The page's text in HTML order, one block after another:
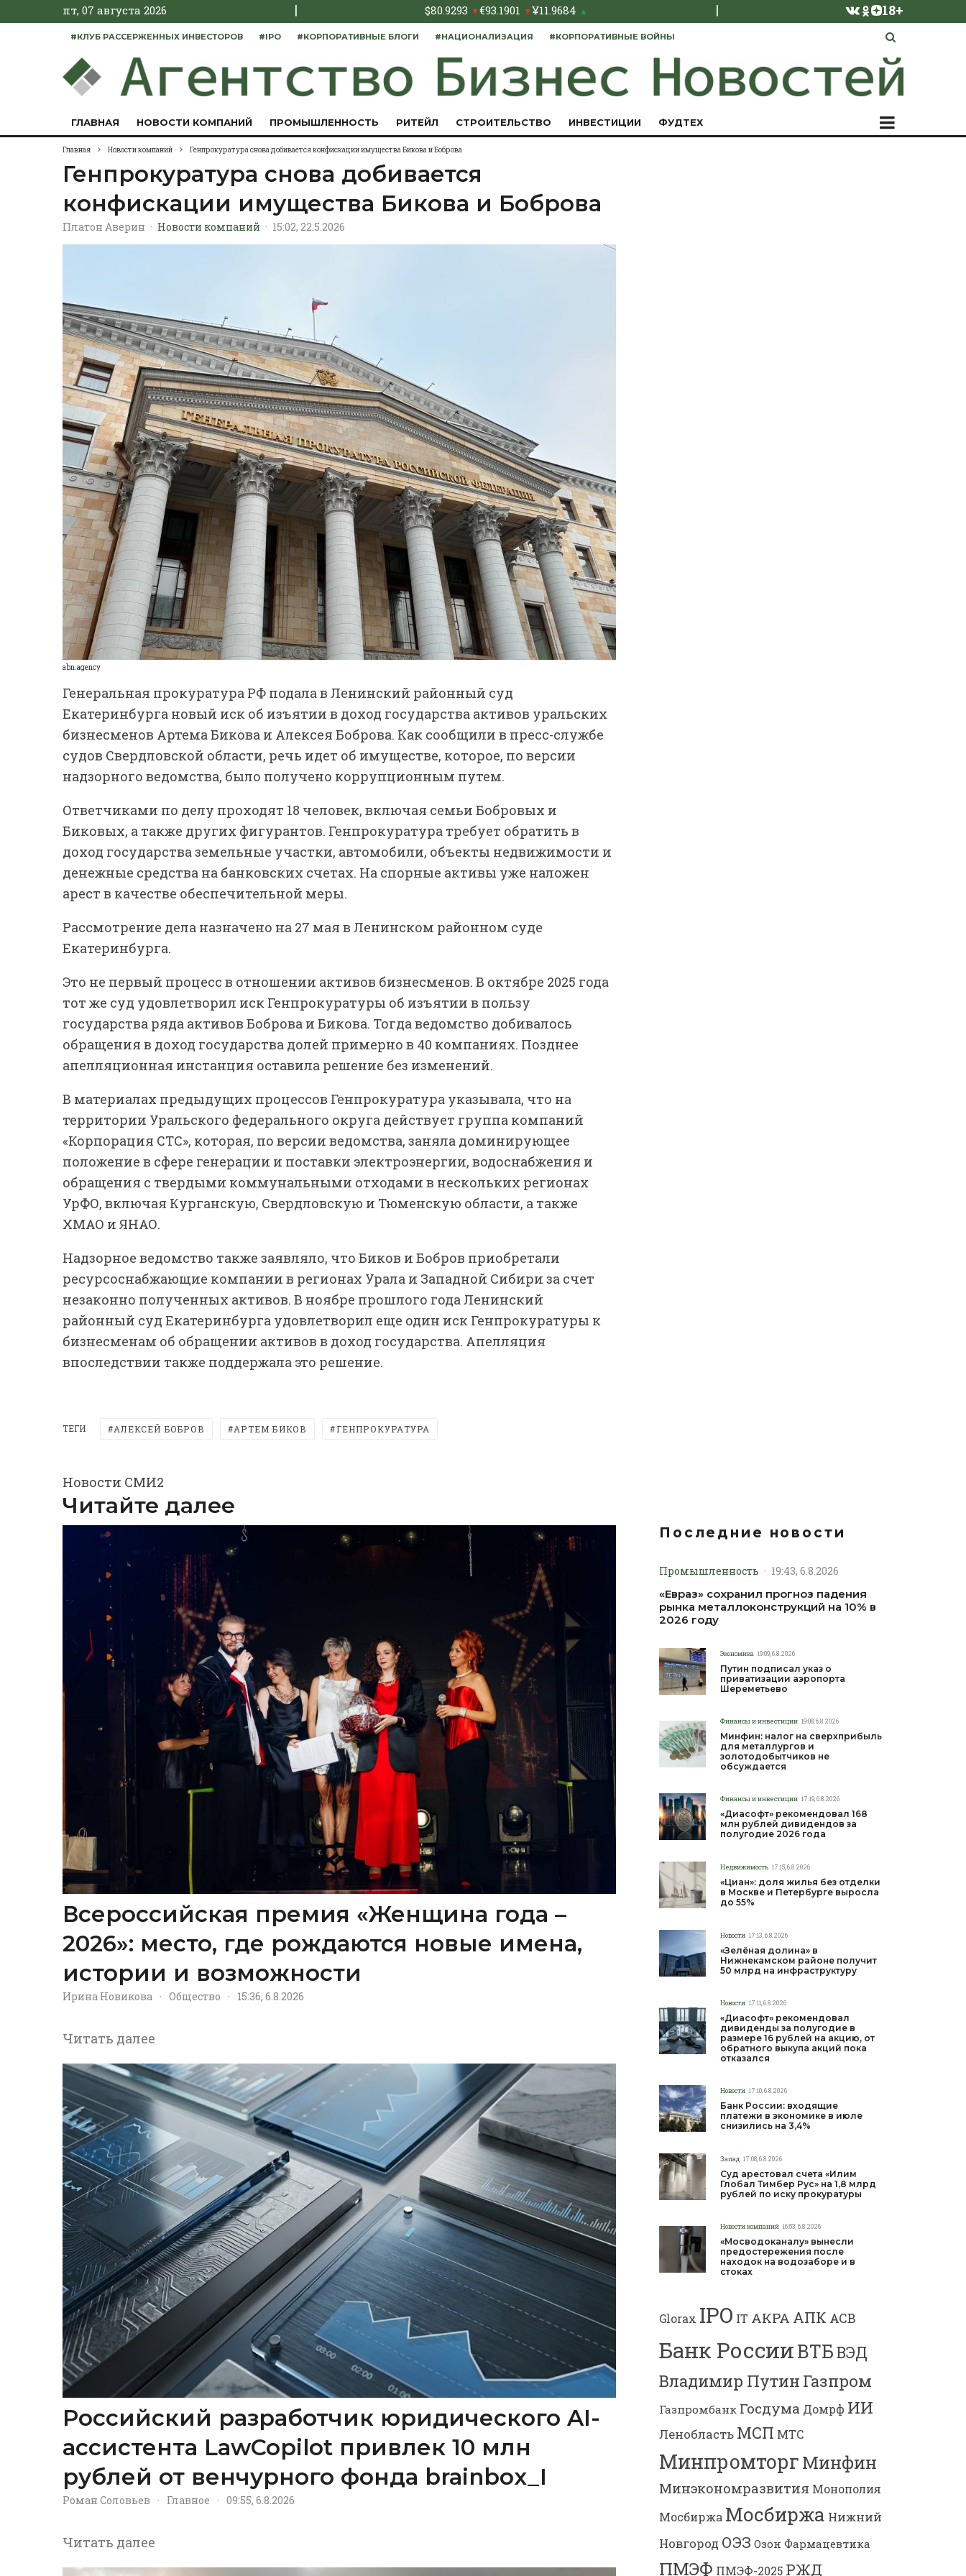
пт, 07 августа 2026 | $80.9293 ▼€93.1901 ▼¥11.9684 ▲ | 18+
#КЛУБ РАССЕРЖЕННЫХ ИНВЕСТОРОВ #IPO #КОРПОРАТИВНЫЕ БЛОГИ #НАЦИОНАЛИЗАЦИЯ #КОРПОРАТИВНЫЕ ВОЙНЫ
ГЛАВНАЯ НОВОСТИ КОМПАНИЙ ПРОМЫШЛЕННОСТЬ РИТЕЙЛ СТРОИТЕЛЬСТВО ИНВЕСТИЦИИ ФУДТЕХ
Главная Новости компаний Генпрокуратура снова добивается конфискации имущества Бикова и Боброва
Генпрокуратура снова добивается
конфискации имущества Бикова и Боброва
Платон Аверин · Новости компаний · 15:02, 22.5.2026
abn.agency
Генеральная прокуратура РФ подала в Ленинский районный суд
Екатеринбурга новый иск об изъятии в доход государства активов уральских
бизнесменов Артема Бикова и Алексея Боброва. Как сообщили в пресс-службе
судов Свердловской области, речь идет об имуществе, которое, по версии
надзорного ведомства, было получено коррупционным путем.
Ответчиками по делу проходят 18 человек, включая семьи Бобровых и
Биковых, а также других фигурантов. Генпрокуратура требует обратить в
доход государства земельные участки, автомобили, объекты недвижимости и
денежные средства на банковских счетах. На спорные активы уже наложен
арест в качестве обеспечительной меры.
Рассмотрение дела назначено на 27 мая в Ленинском районном суде
Екатеринбурга.
Это не первый процесс в отношении активов бизнесменов. В октябре 2025 года
тот же суд удовлетворил иск Генпрокуратуры об изъятии в пользу
государства ряда активов Боброва и Бикова. Тогда ведомство добивалось
обращения в доход государства долей примерно в 40 компаниях. Позднее
апелляционная инстанция оставила решение без изменений.
В материалах предыдущих процессов Генпрокуратура указывала, что на
территории Уральского федерального округа действует группа компаний
«Корпорация СТС», которая, по версии ведомства, заняла доминирующее
положение в сфере генерации и поставки электроэнергии, водоснабжения и
обращения с твердыми коммунальными отходами в нескольких регионах
УрФО, включая Курганскую, Свердловскую и Тюменскую области, а также
ХМАО и ЯНАО.
Надзорное ведомство также заявляло, что Биков и Бобров приобретали
ресурсоснабжающие компании в регионах Урала и Западной Сибири за счет
незаконно полученных активов. В ноябре прошлого года Ленинский
районный суд Екатеринбурга удовлетворил еще один иск Генпрокуратуры к
бизнесменам об обращении активов в доход государства. Апелляция
впоследствии также поддержала это решение.
ТЕГИ АЛЕКСЕЙ БОБРОВ АРТЕМ БИКОВ ГЕНПРОКУРАТУРА
Новости СМИ2
Читайте далее
Всероссийская премия «Женщина года –
2026»: место, где рождаются новые имена,
истории и возможности
Ирина Новикова · Общество · 15:36, 6.8.2026
Читать далее
Российский разработчик юридического AI-
ассистента LawCopilot привлек 10 млн
рублей от венчурного фонда brainbox_I
Роман Соловьев · Главное · 09:55, 6.8.2026
Читать далее
Последние новости
Промышленность · 19:43, 6.8.2026
«Евраз» сохранил прогноз падения
рынка металлоконструкций на 10% в
2026 году
Экономика 19:09, 6.8.2026
Путин подписал указ о
приватизации аэропорта
Шереметьево
Финансы и инвестиции 19:08, 6.8.2026
Минфин: налог на сверхприбыль
для металлургов и
золотодобытчиков не
обсуждается
Финансы и инвестиции 17:19, 6.8.2026
«Диасофт» рекомендовал 168
млн рублей дивидендов за
полугодие 2026 года
Недвижимость 17:15, 6.8.2026
«Циан»: доля жилья без отделки
в Москве и Петербурге выросла
до 55%
Новости 17:13, 6.8.2026
«Зелёная долина» в
Нижнекамском районе получит
50 млрд на инфраструктуру
Новости 17:11, 6.8.2026
«Диасофт» рекомендовал
дивиденды за полугодие в
размере 16 рублей на акцию, от
обратного выкупа акций пока
отказался
Новости 17:10, 6.8.2026
Банк России: входящие
платежи в экономике в июле
снизились на 3,4%
Запад 17:08, 6.8.2026
Суд арестовал счета «Илим
Глобал Тимбер Рус» на 1,8 млрд
рублей по иску прокуратуры
Новости компаний 16:53, 6.8.2026
«Мосводоканалу» вынесли
предостережения после
находок на водозаборе и в
стоках
Glorax IPO IT АКРА АПК АСВ
Банк РоссииВТБВЭД
Владимир Путин Газпром
Газпромбанк Госдума Домрф ИИ
Ленобласть МСП МТС
МинпромторгМинфин
Минэкономразвития Монополия
Мосбиржа Мосбиржа Нижний
Новгород ОЭЗ Озон Фармацевтика
ПМЭФ ПМЭФ-2025 РЖД